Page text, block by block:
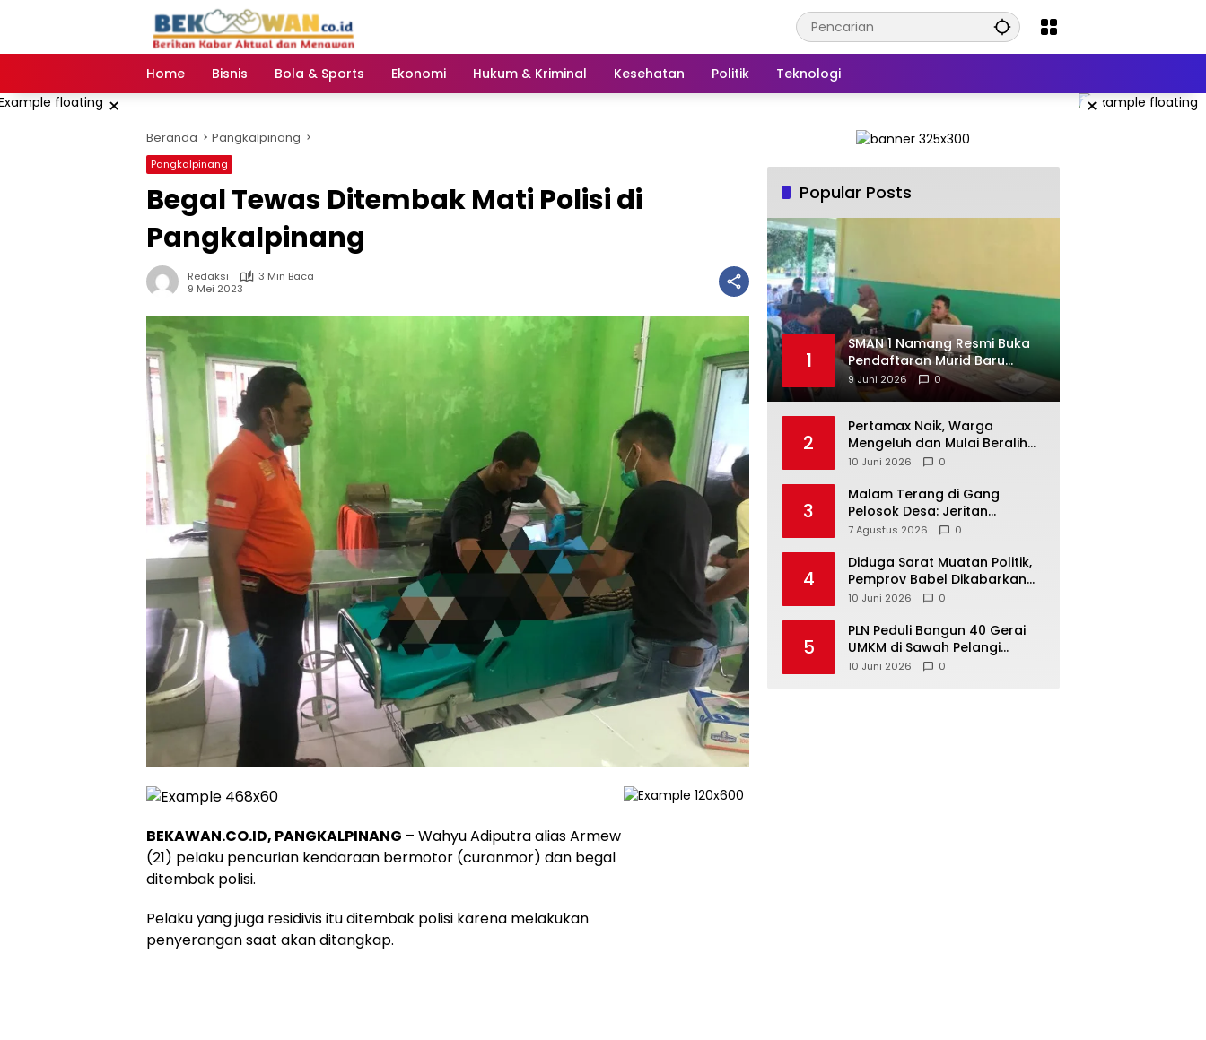
Home
Bisnis Bola & Sports Ekonomi Hukum & Kriminal Kesehatan Politik Teknologi
× ×
Beranda Pangkalpinang
Pangkalpinang
Begal Tewas Ditembak Mati Polisi di
Pangkalpinang
Redaksi
3 Min Baca
9 Mei 2023
BEKAWAN.CO.ID, PANGKALPINANG – Wahyu Adiputra alias Armew
(21) pelaku pencurian kendaraan bermotor (curanmor) dan begal
ditembak polisi.
Pelaku yang juga residivis itu ditembak polisi karena melakukan
penyerangan saat akan ditangkap.
Popular Posts
1
SMAN 1 Namang Resmi Buka
Pendaftaran Murid Baru
2026/2027
9 Juni 2026 0
2
‎Pertamax Naik, Warga
Mengeluh dan Mulai Beralih
ke Pertalite Meski Harus Antre
10 Juni 2026 0
3
Malam Terang di Gang
Pelosok Desa: Jeritan
Harapan Ketua APDESI
Babel
7 Agustus 2026 0
4
‎Diduga Sarat Muatan Politik,
Pemprov Babel Dikabarkan
Lakukan Rotasi Besar-
10 Juni 2026 0
5
‎PLN Peduli Bangun 40 Gerai
UMKM di Sawah Pelangi
Namang, Dorong
10 Juni 2026 0